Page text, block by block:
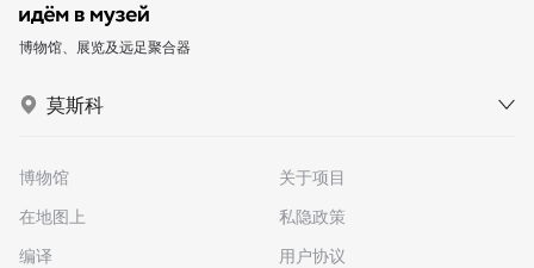
博物馆、展览及远足聚合器
莫斯科
博物馆
在地图上
编译
关于项目
私隐政策
用户协议